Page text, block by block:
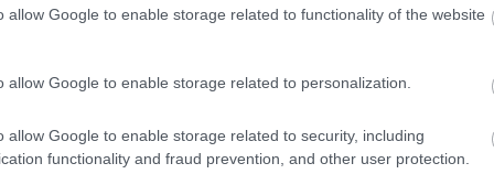
allow Google to enable storage related to functionality of the website
allow Google to enable storage related to personalization.
allow Google to enable storage related to security, including
functionality and fraud prevention, and other user protection.